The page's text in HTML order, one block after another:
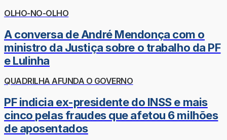
OLHO-NO-OLHO
A conversa de André Mendonça com o
ministro da Justiça sobre o trabalho da PF
e Lulinha
QUADRILHA AFUNDA O GOVERNO
PF indicia ex-presidente do INSS e mais
cinco pelas fraudes que afetou 6 milhões
de aposentados